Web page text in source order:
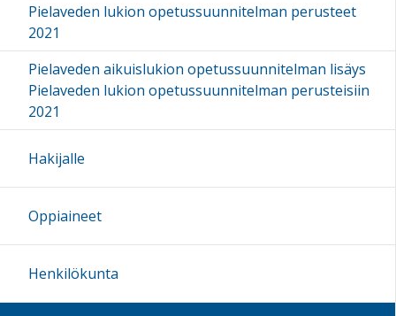
Pielaveden lukion opetussuunnitelman perusteet
2021
Pielaveden aikuislukion opetussuunnitelman lisäys
Pielaveden lukion opetussuunnitelman perusteisiin
2021
Hakijalle
Oppiaineet
Henkilökunta